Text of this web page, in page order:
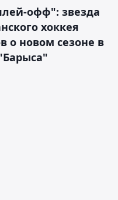
офф": звезда
хоккея
о новом сезоне в